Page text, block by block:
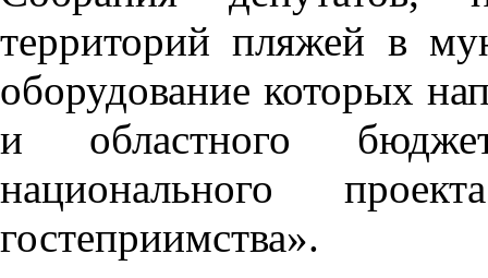
территорий пляжей в
оборудование которых
и областного
национального
гостеприимства».